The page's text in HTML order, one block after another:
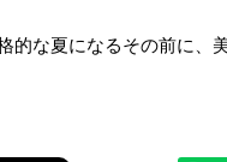
的な夏になるその前に、